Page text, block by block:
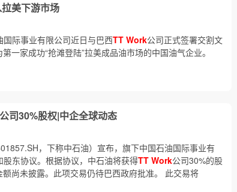
美下游市场
国际事业有限公司近日与巴西TT Work公司正式签署交割文
一家成功“抢滩登陆”拉美成品油市场的中国油气企业。
公司30%股权|中企全球动态
，下称中石油）宣布，旗下中国石油国际事业有
东协议。根据协议，中石油将获得TT Work公司30%的股
尚未披露。此项交易仍待巴西政府批准。 此交易将